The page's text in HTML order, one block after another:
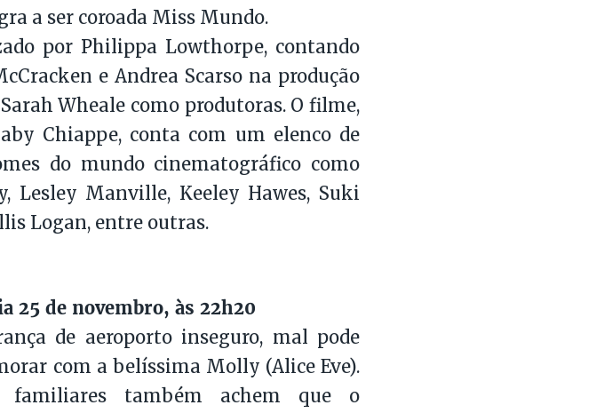
a ser coroada Miss Mundo.
por Philippa Lowthorpe, contando
e Andrea Scarso na produção
Wheale como produtoras. O filme,
Chiappe, conta com um elenco de
do mundo cinematográfico como
Lesley Manville, Keeley Hawes, Suki
Logan, entre outras.
25 de novembro, às 22h20
de aeroporto inseguro, mal pode
com a belíssima Molly (Alice Eve).
também achem que o